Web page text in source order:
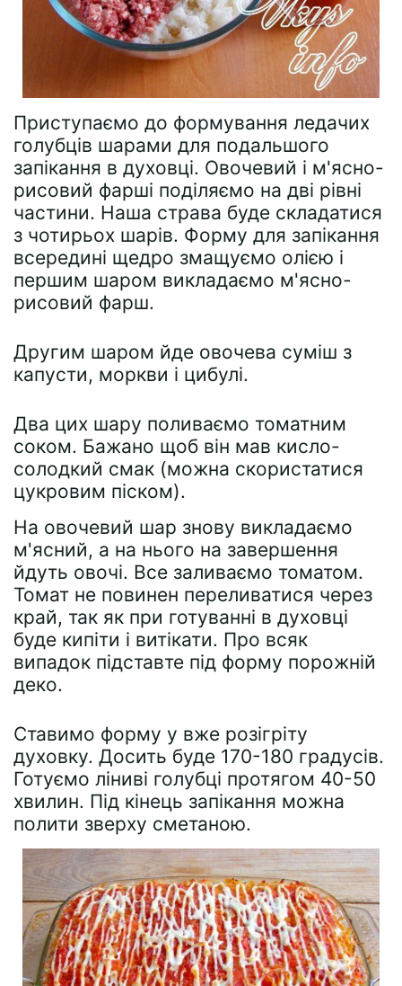
Приступаємо до формування ледачих
голубців шарами для подальшого
запікання в духовці. Овочевий і м'ясно-
рисовий фарші поділяємо на дві рівні
частини. Наша страва буде складатися
з чотирьох шарів. Форму для запікання
всередині щедро змащуємо олією і
першим шаром викладаємо м'ясно-
рисовий фарш.
Другим шаром йде овочева суміш з
капусти, моркви і цибулі.
Два цих шару поливаємо томатним
соком. Бажано щоб він мав кисло-
солодкий смак (можна скористатися
цукровим піском).
На овочевий шар знову викладаємо
м'ясний, а на нього на завершення
йдуть овочі. Все заливаємо томатом.
Томат не повинен переливатися через
край, так як при готуванні в духовці
буде кипіти і витікати. Про всяк
випадок підставте під форму порожній
деко.
Ставимо форму у вже розігріту
духовку. Досить буде 170-180 градусів.
Готуємо ліниві голубці протягом 40-50
хвилин. Під кінець запікання можна
полити зверху сметаною.